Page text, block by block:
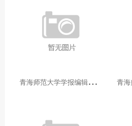
青
海师范大学学报编辑部赴大通县城关镇上毛佰胜村开展帮扶慰问活动